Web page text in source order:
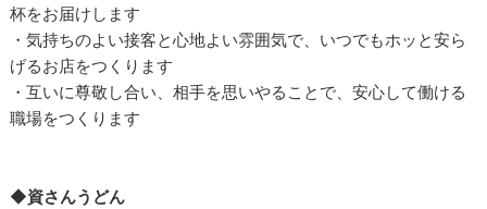
杯をお届けします
・気持ちのよい接客と心地よい雰囲気で、いつでもホッと安ら
げるお店をつくります
・互いに尊敬し合い、相手を思いやることで、安心して働ける
職場をつくります
◆資さんうどん